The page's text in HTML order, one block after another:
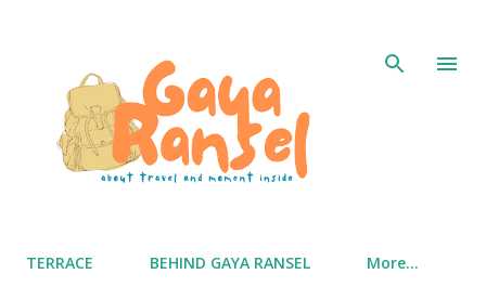
TERRACE BEHIND GAYA RANSEL More…